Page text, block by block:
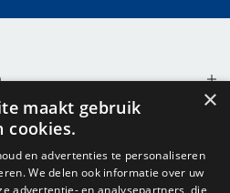
×
maakt gebruik
cookies.
en advertenties te personaliseren
We delen ook informatie over uw
advertentie- en analysepartners, die